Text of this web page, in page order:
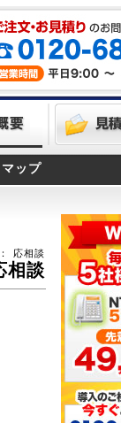
ップ
応相談
相談